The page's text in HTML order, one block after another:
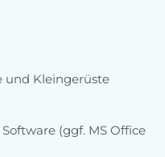
und Kleingerüste
(ggf. MS Office